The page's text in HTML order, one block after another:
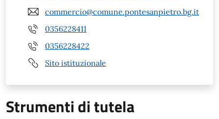
commercio@comune.pontesanpietro.bg.it
0356228411
0356228422
Sito istituzionale
Strumenti di tutela